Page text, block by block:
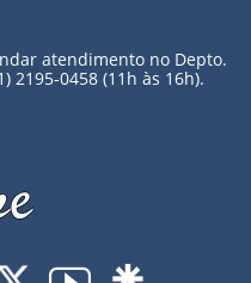
atendimento no Depto.
2195-0458 (11h às 16h).